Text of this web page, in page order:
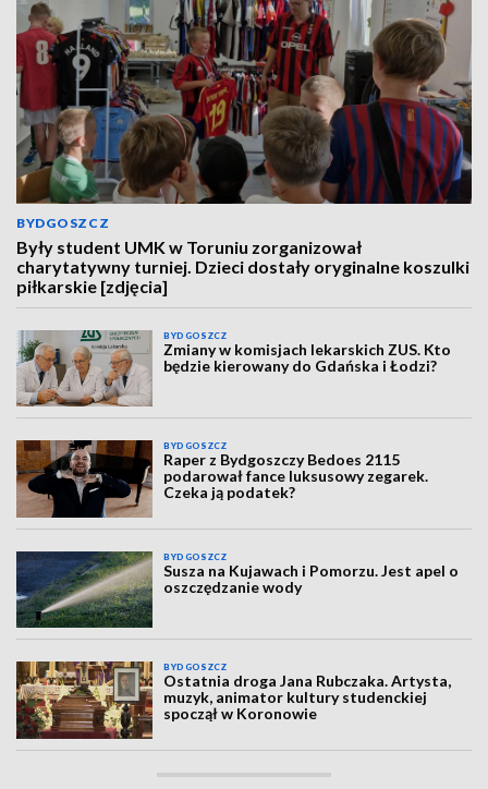
BYDGOSZCZ
Były student UMK w Toruniu zorganizował
charytatywny turniej. Dzieci dostały oryginalne koszulki
piłkarskie [zdjęcia]
BYDGOSZCZ
Zmiany w komisjach lekarskich ZUS. Kto
będzie kierowany do Gdańska i Łodzi?
BYDGOSZCZ
Raper z Bydgoszczy Bedoes 2115
podarował fance luksusowy zegarek.
Czeka ją podatek?
BYDGOSZCZ
Susza na Kujawach i Pomorzu. Jest apel o
oszczędzanie wody
BYDGOSZCZ
Ostatnia droga Jana Rubczaka. Artysta,
muzyk, animator kultury studenckiej
spoczął w Koronowie